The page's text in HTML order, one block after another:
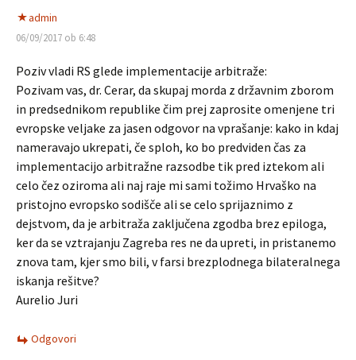
admin
06/09/2017 ob 6:48
Poziv vladi RS glede implementacije arbitraže:
Pozivam vas, dr. Cerar, da skupaj morda z državnim zborom
in predsednikom republike čim prej zaprosite omenjene tri
evropske veljake za jasen odgovor na vprašanje: kako in kdaj
nameravajo ukrepati, če sploh, ko bo predviden čas za
implementacijo arbitražne razsodbe tik pred iztekom ali
celo čez oziroma ali naj raje mi sami tožimo Hrvaško na
pristojno evropsko sodišče ali se celo sprijaznimo z
dejstvom, da je arbitraža zaključena zgodba brez epiloga,
ker da se vztrajanju Zagreba res ne da upreti, in pristanemo
znova tam, kjer smo bili, v farsi brezplodnega bilateralnega
iskanja rešitve?
Aurelio Juri
Odgovori